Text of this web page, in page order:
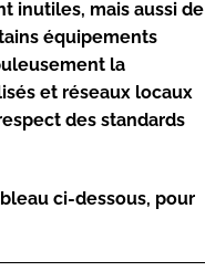
inutiles, mais aussi de
équipements
la
et réseaux locaux
des standards
ci-dessous, pour